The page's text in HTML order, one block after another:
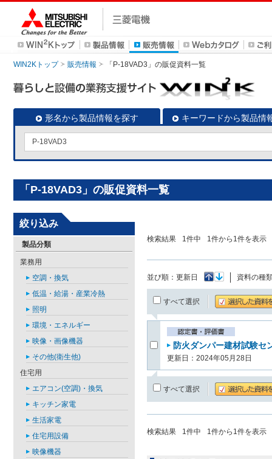
WIN2Kトップ 販売情報 「P-18VAD3」の販促資料一覧
形名から製品情報を探す キーワードから製品情
「P-18VAD3」の販促資料一覧
検索結果 1件中 1件から 1件を表示
並び順： 更新日 資料の種
すべて選択
防火ダンパー建材試験
更新日：2024年05月28日
すべて選択
検索結果 1件中 1件から 1件を表示
絞り込み
製品分類
業務用
空調・換気
低温・給湯・産業冷熱
照明
環境・エネルギー
映像・画像機器
その他(衛生他)
住宅用
エアコン(空調)・換気
キッチン家電
生活家電
住宅用設備
映像機器